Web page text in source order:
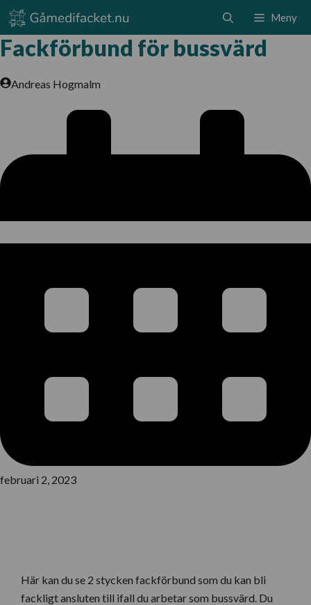
Hoppa
till
innehåll
Meny
Fackförbund för bussvärd
Andreas Hogmalm
februari 2, 2023
Här kan du se 2 stycken fackförbund som du kan bli
fackligt ansluten till ifall du arbetar som bussvärd. Du